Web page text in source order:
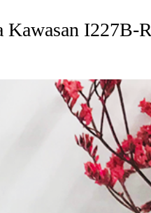
I227B-